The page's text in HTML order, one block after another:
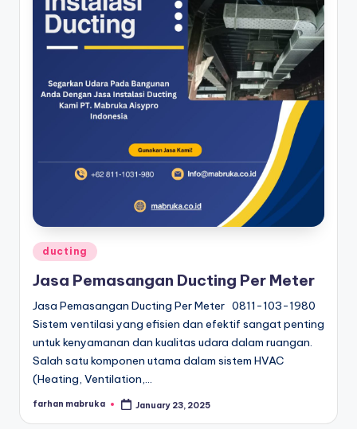
Posted
ducting
Jasa Pemasangan Ducting Per Meter
Jasa Pemasangan Ducting Per Meter 0811-103-1980
Sistem ventilasi yang efisien dan efektif sangat penting
untuk kenyamanan dan kualitas udara dalam ruangan.
Salah satu komponen utama dalam sistem HVAC
(Heating, Ventilation,…
Posted
farhan mabruka January 23, 2025